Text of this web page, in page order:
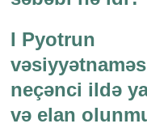
I Pyotrun
neçənci ildə
və elan